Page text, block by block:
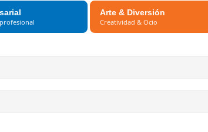
Arte & Diversión
Creatividad & Ocio